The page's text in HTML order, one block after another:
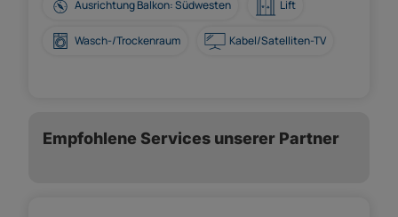
Ausrichtung Balkon: Südwesten Lift
Wasch-/Trockenraum Kabel/Satelliten-TV
Empfohlene Services unserer Partner